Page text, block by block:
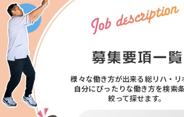
様々な働き方が出来る総リハ・リ
自分にぴったりな働き方を検索
絞って探せます。